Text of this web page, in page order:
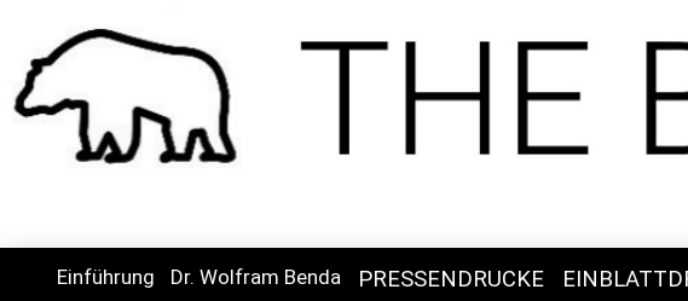
Einführung Dr. Wolfram Benda PRESSENDRUCKE